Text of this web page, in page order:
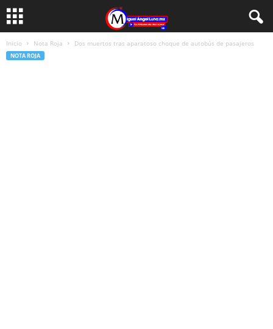
Inicio Nota Roja Dos muertos tras aparatoso choque de autobús de pasajeros
NOTA ROJA